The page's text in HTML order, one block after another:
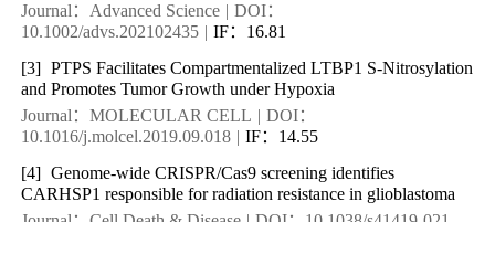
Journal：Advanced Science | DOI：
10.1002/advs.202102435 | IF：16.81
[3] PTPS Facilitates Compartmentalized LTBP1 S-Nitrosylation
and Promotes Tumor Growth under Hypoxia
Journal：MOLECULAR CELL | DOI：
10.1016/j.molcel.2019.09.018 | IF：14.55
[4] Genome-wide CRISPR/Cas9 screening identifies
CARHSP1 responsible for radiation resistance in glioblastoma
Journal：Cell Death & Disease | DOI：10.1038/s41419-021-